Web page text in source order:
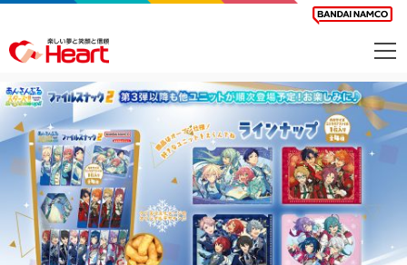
商品を探す
カレンダー
カテゴリー
会社案内
サステナビリティ